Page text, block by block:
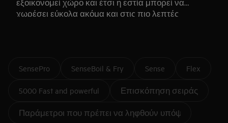
εξοικονομεί χώρο και έτσι η εστία μπορεί να
χωρέσει εύκολα ακόμα και στις πιο λεπτές
SensePro SenseBoil & Fry Sense Flex
5000 Fast and powerful Επισκόπηση σειράς
Παράμετροι που πρέπει να ληφθούν υπόψη